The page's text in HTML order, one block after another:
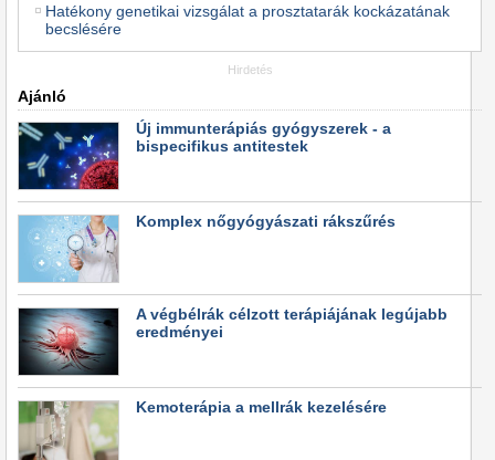
Hatékony genetikai vizsgálat a prosztatarák kockázatának
becslésére
Hirdetés
Ajánló
Új immunterápiás gyógyszerek - a
bispecifikus antitestek
Komplex nőgyógyászati rákszűrés
A végbélrák célzott terápiájának legújabb
eredményei
Kemoterápia a mellrák kezelésére